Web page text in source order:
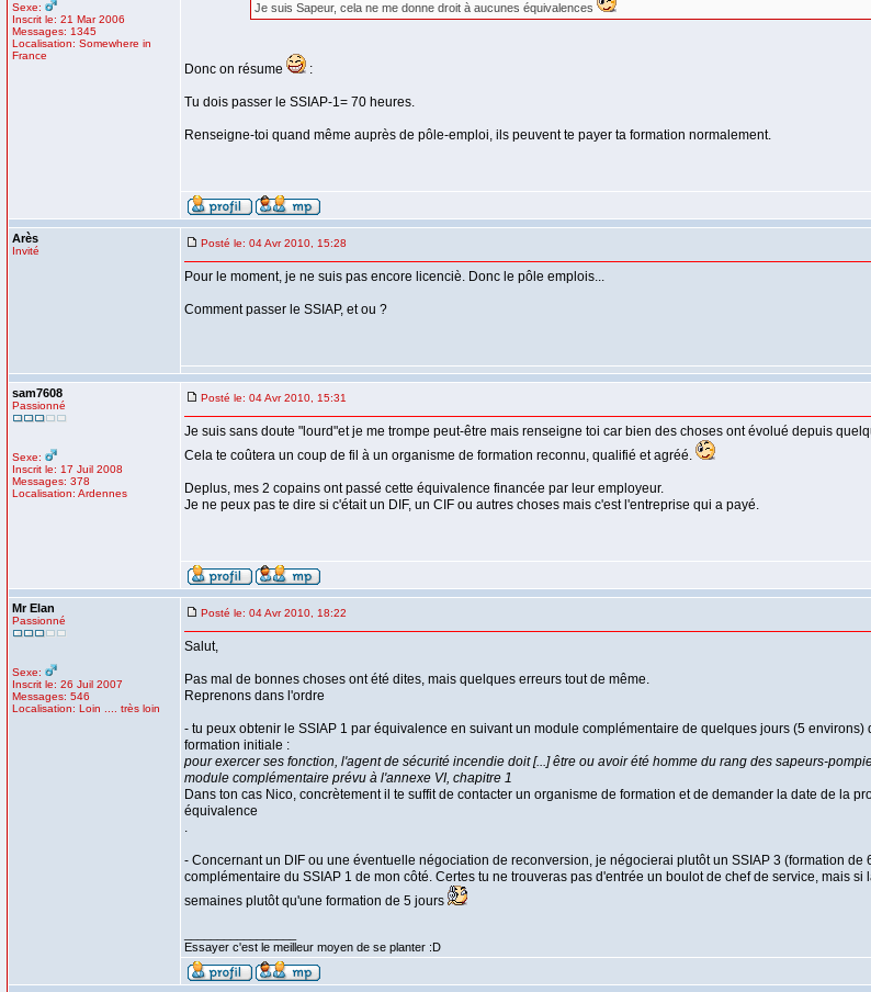
Sexe:
Inscrit le: 21 Mar 2006
Messages: 1345
Localisation: Somewhere in
France
Je suis Sapeur, cela ne me donne droit à aucunes équivalences
Donc on résume :
Tu dois passer le SSIAP-1= 70 heures.
Renseigne-toi quand même auprès de pôle-emploi, ils peuvent te payer ta formation normalement.
Arès
Invité
Posté le: 04 Avr 2010, 15:28
Pour le moment, je ne suis pas encore licenciè. Donc le pôle emplois...
Comment passer le SSIAP, et ou ?
sam7608
Passionné
Sexe:
Inscrit le: 17 Juil 2008
Messages: 378
Localisation: Ardennes
Posté le: 04 Avr 2010, 15:31
Je suis sans doute "lourd"et je me trompe peut-être mais renseigne toi car bien des choses ont évolué depuis
Cela te coûtera un coup de fil à un organisme de formation reconnu, qualifié et agréé.
Deplus, mes 2 copains ont passé cette équivalence financée par leur employeur.
Je ne peux pas te dire si c'était un DIF, un CIF ou autres choses mais c'est l'entreprise qui a payé.
Mr Elan
Passionné
Sexe:
Inscrit le: 26 Juil 2007
Messages: 546
Localisation: Loin .... très loin
Posté le: 04 Avr 2010, 18:22
Salut,
Pas mal de bonnes choses ont été dites, mais quelques erreurs tout de même.
Reprenons dans l'ordre
- tu peux obtenir le SSIAP 1 par équivalence en suivant un module complémentaire de quelques jours (5
formation initiale :
pour exercer ses fonction, l'agent de sécurité incendie doit [...] être ou avoir été homme du rang des sapeurs-
module complémentaire prévu à l'annexe VI, chapitre 1
Dans ton cas Nico, concrètement il te suffit de contacter un organisme de formation et de demander la date de la
équivalence
.
- Concernant un DIF ou une éventuelle négociation de reconversion, je négocierai plutôt un SSIAP 3 (formation
complémentaire du SSIAP 1 de mon côté. Certes tu ne trouveras pas d'entrée un boulot de chef de service, mais
semaines plutôt qu'une formation de 5 jours
Essayer c'est le meilleur moyen de se planter :D